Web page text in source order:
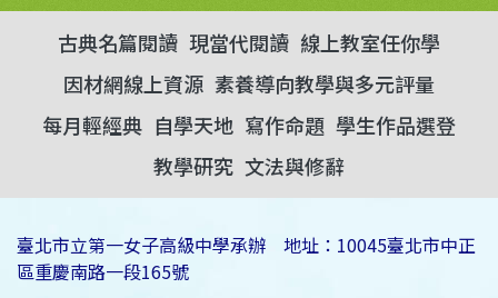
古典名篇閱讀 現當代閱讀 線上教室任你學
因材網線上資源 素養導向教學與多元評量
每月輕經典 自學天地 寫作命題 學生作品選登
教學研究 文法與修辭
臺北市立第一女子高級中學承辦 地址：10045臺北市中正
區重慶南路一段165號